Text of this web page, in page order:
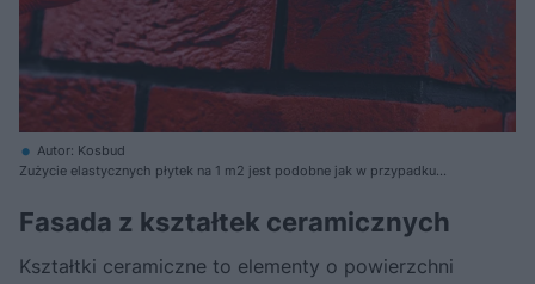
Autor: Kosbud
Zużycie elastycznych płytek na 1 m2 jest podobne jak w przypadku
Fasada z kształtek ceramicznych
Kształtki ceramiczne to elementy o powierzchni